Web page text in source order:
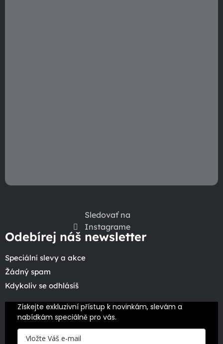
Sledovať na
Instagrame
Odebírej náš newsletter
Speciální slevy a akce
Žádný spam
Kdykoliv se odhlásíš
Získejte exkluzivní přístup k novinkám, slevám a
nabídkám speciálně pro vás.